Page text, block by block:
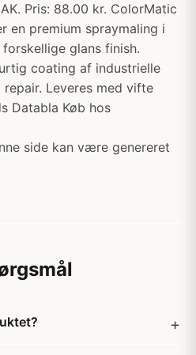
Pris: 88.00 kr. ColorMatic
en premium spraymaling i
glans finish.
coating af industrielle
Leveres med vifte
Databla Køb hos
side kan være genereret